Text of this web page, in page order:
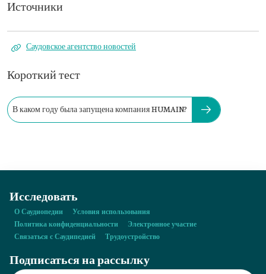
Источники
Саудовское агентство новостей
Короткий тест
В каком году была запущена компания HUMAIN?
Исследовать
О Саудиопедии
Условия использования
Политика конфиденциальности
Электронное участие
Связаться с Саудипедией
Трудоустройство
Подписаться на рассылку